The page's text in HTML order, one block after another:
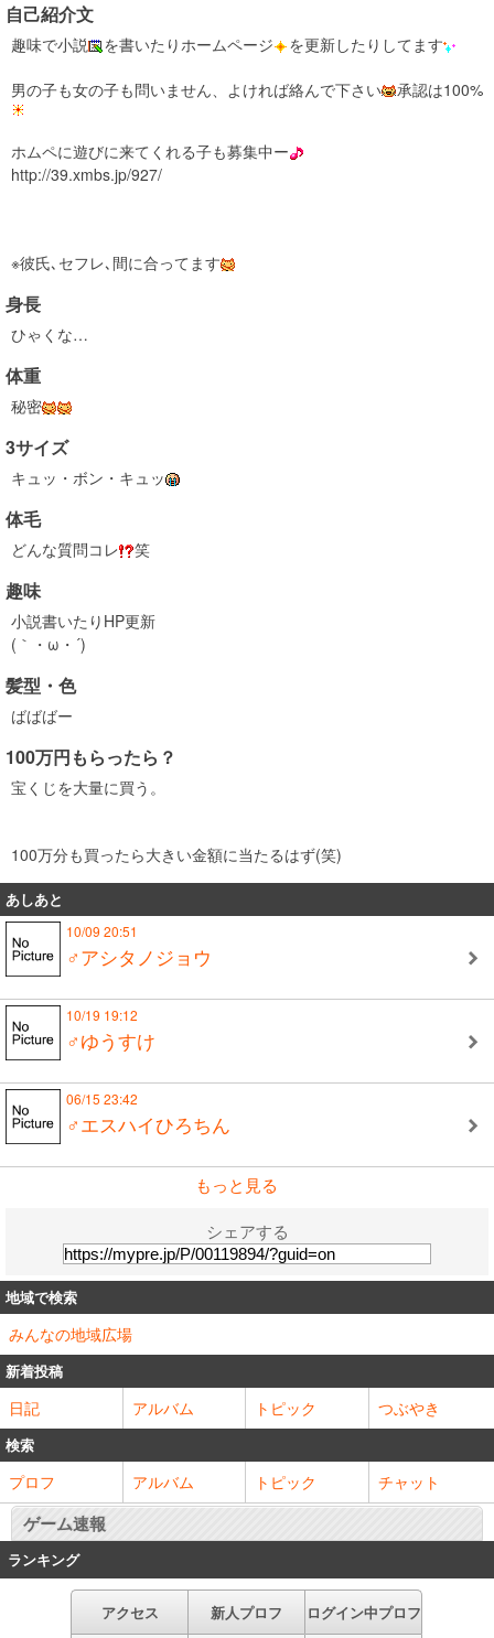
自己紹介文
趣味で小説 を書いたりホームページ を更新したりしてます
男の子も女の子も問いません、よければ絡んで下さい 承認は100%
ホムペに遊びに来てくれる子も募集中ー
http://39.xmbs.jp/927/
※彼氏､セフレ､間に合ってます
身長
ひゃくな…
体重
秘密
3サイズ
キュッ・ボン・キュッ
体毛
どんな質問コレ 笑
趣味
小説書いたりHP更新
(｀・ω・´)
髪型・色
ばばばー
100万円もらったら？
宝くじを大量に買う。
100万分も買ったら大きい金額に当たるはず(笑)
あしあと
10/09 20:51
♂アシタノジョウ
10/19 19:12
♂ゆうすけ
06/15 23:42
♂エスハイひろちん
もっと見る
シェアする
地域で検索
みんなの地域広場
新着投稿
日記 アルバム トピック つぶやき
検索
プロフ アルバム トピック チャット
ゲーム速報
ランキング
アクセス 新人プロフ ログイン中プロフ